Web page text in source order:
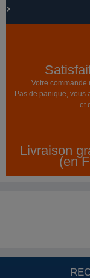
Votre commande
Pas de panique, vous
et
Livraison
(en